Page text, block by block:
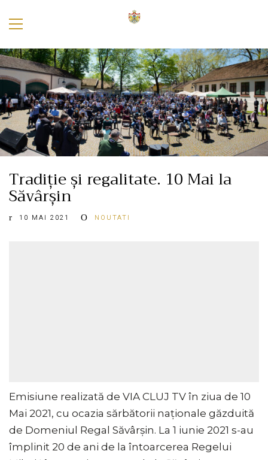
Tradiție și regalitate. 10 Mai la
Săvârșin
10 MAI 2021 NOUTATI
Emisiune realizată de VIA CLUJ TV în ziua de 10
Mai 2021, cu ocazia sărbătorii naționale găzduită
de Domeniul Regal Săvârșin. La 1 iunie 2021 s-au
împlinit 20 de ani de la întoarcerea Regelui